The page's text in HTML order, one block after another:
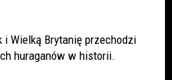
Wielką Brytanię przechodzi
huraganów w historii.